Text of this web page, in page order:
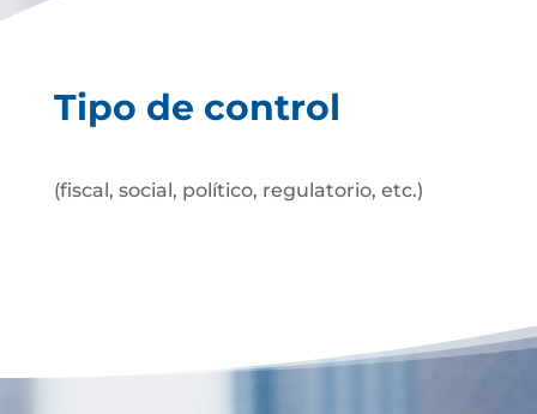
Tipo de control
(fiscal, social, político, regulatorio, etc.)